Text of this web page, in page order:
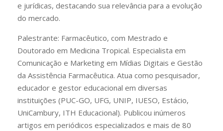
e jurídicas, destacando sua relevância para a evolução
do mercado.
Palestrante: Farmacêutico, com Mestrado e
Doutorado em Medicina Tropical. Especialista em
Comunicação e Marketing em Mídias Digitais e Gestão
da Assistência Farmacêutica. Atua como pesquisador,
educador e gestor educacional em diversas
instituições (PUC-GO, UFG, UNIP, IUESO, Estácio,
UniCambury, ITH Educacional). Publicou inúmeros
artigos em periódicos especializados e mais de 80